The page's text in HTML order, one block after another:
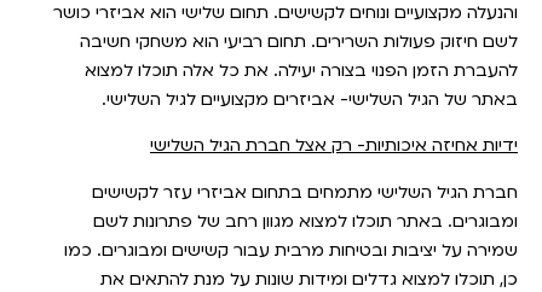
והנעלה מקצועיים ונוחים לקשישים. תחום שלישי הוא אביזרי כושר
לשם חיזוק פעולות השרירים. תחום רביעי הוא משחקי חשיבה
להעברת הזמן הפנוי בצורה יעילה. את כל אלה תוכלו למצוא
באתר של הגיל השלישי- אביזרים מקצועיים לגיל השלישי.
ידיות אחיזה איכותיות- רק אצל חברת הגיל השלישי
חברת הגיל השלישי מתמחים בתחום אביזרי עזר לקשישים
ומבוגרים. באתר תוכלו למצוא מגוון רחב של פתרונות לשם
שמירה על יציבות ובטיחות מרבית עבור קשישים ומבוגרים. כמו
כן, תוכלו למצוא גדלים ומידות שונות על מנת להתאים את